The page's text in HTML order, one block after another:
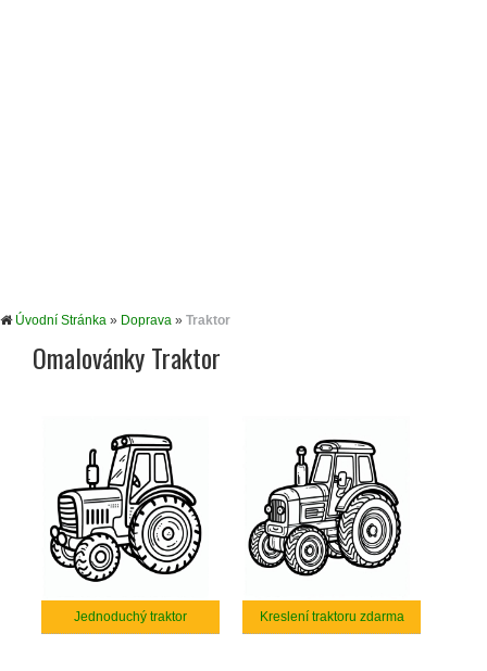
Úvodní Stránka » Doprava » Traktor
Omalovánky Traktor
Jednoduchý traktor Kreslení traktoru zdarma